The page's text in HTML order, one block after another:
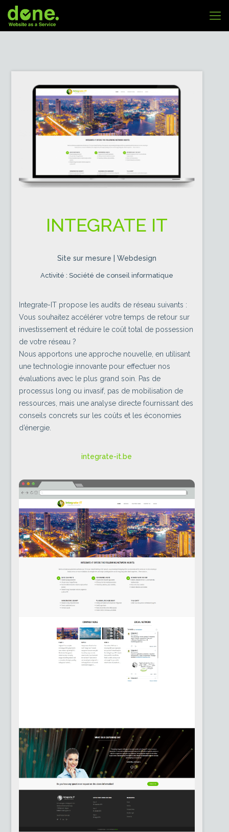
INTEGRATE IT
Site sur mesure | Webdesign
Activité : Société de conseil informatique
Integrate-IT propose les audits de réseau suivants :
Vous souhaitez accélérer votre temps de retour sur
investissement et réduire le coût total de possession
de votre réseau ?
Nous apportons une approche nouvelle, en utilisant
une technologie innovante pour effectuer nos
évaluations avec le plus grand soin. Pas de
processus long ou invasif, pas de mobilisation de
ressources, mais une analyse directe fournissant des
conseils concrets sur les coûts et les économies
d’énergie.
integrate-it.be